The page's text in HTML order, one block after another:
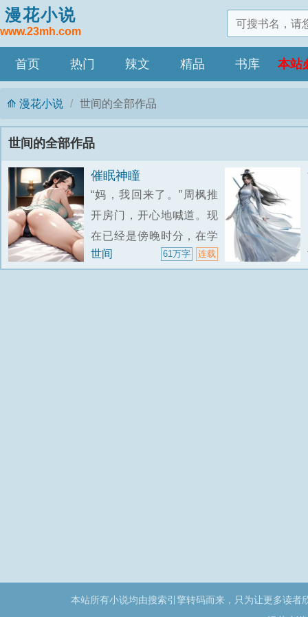
漫花小说
www.23mh.com
首页 热门 辣文 精品 书库 本站
漫花小说 世间的全部作品
世间的全部作品
催眠神瞳
“妈，我回来了。”周枫推
开房门，开心地喊道。现
在已经是傍晚时分，在学
校被折磨了一天的他已经
世间 连载
61万字
本站所有小说均由搜索引擎转码而来，只为让更多读